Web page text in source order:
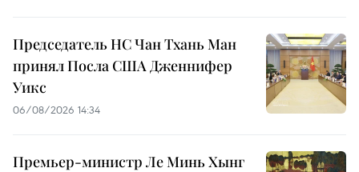
Председатель НС Чан Тхань Ман
принял Посла США Дженнифер
Уикс
06/08/2026 14:34
Премьер-министр Ле Минь Хынг